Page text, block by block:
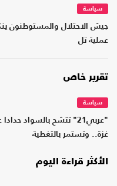
سياسة
جيش الاحتلال والمستوطنون
عملية تل
تقرير خاص
سياسة
"عربي21" تتشح بالسواد
غزة.. وتستمر بالتغطية
الأكثر قراءة اليوم